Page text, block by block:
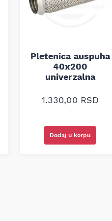
Pletenica auspuha
40x200
univerzalna
1.330,00 RSD
Dodaj u korpu